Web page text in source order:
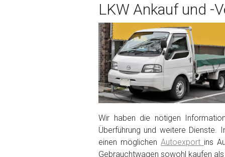
LKW Ankauf und -
Wir haben die nötigen
Überführung und weitere Dienste.
einen möglichenAutoexport ins
Gebrauchtwagen sowohl kaufen